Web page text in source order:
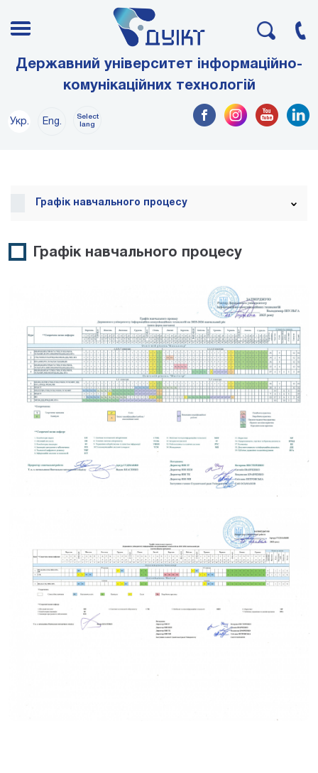
Державний університет інформаційно-
комунікаційних технологій
Укр. Eng.
Select
lang
Графік навчального процесу
Графік навчального процесу